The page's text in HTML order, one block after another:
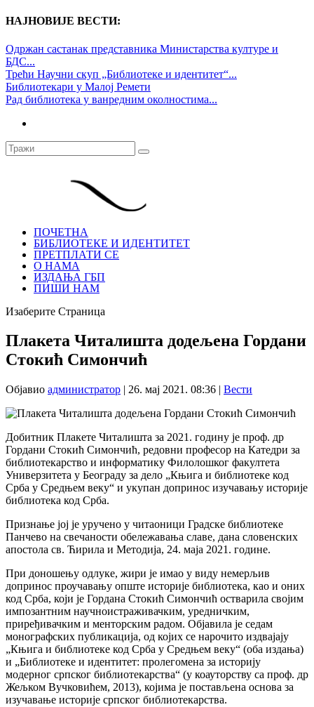
НАЈНОВИЈЕ ВЕСТИ:
Одржан састанак представника Министарства културе и
БДС...
Трећи Научни скуп „Библиотеке и идентитет“...
Библиотекари у Малој Ремети
Рад библиотека у ванредним околностима...
ПОЧЕТНА
БИБЛИОТЕКЕ И ИДЕНТИТЕТ
ПРЕТПЛАТИ СЕ
О НАМА
ИЗДАЊА ГБП
ПИШИ НАМ
Изаберите Страница
Плакета Читалишта додељена Гордани
Стокић Симончић
Објавио администратор | 26. мај 2021. 08:36 | Вести
Добитник Плакете Читалишта за 2021. годину је проф. др
Гордани Стокић Симончић, редовни професор на Катедри за
библиотекарство и информатику Филолошког факултета
Универзитета у Београду за дело „Књига и библиотеке код
Срба у Средњем веку“ и укупан допринос изучавању историје
библиотека код Срба.
Признање јој је уручено у читаоници Градске библиотеке
Панчево на свечаности обележавања славе, дана словенских
апостола св. Ћирила и Методија, 24. маја 2021. године.
При доношењу одлуке, жири је имао у виду немерљив
допринос проучавању опште историје библиотека, као и оних
код Срба, који је Гордана Стокић Симончић остварила својим
импозантним научноистраживачким, уредничким,
приређивачким и менторским радом. Објавила је седам
монографских публикација, од којих се нарочито издвајају
„Књига и библиотеке код Срба у Средњем веку“ (оба издања)
и „Библиотеке и идентитет: пролегомена за историју
модерног српског библиотекарства“ (у коауторству са проф. др
Жељком Вучковићем, 2013), којима је постављена основа за
изучавање историје српског библиотекарства.